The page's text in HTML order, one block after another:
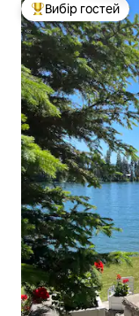
Топ вибір гостей
Вибір гостей